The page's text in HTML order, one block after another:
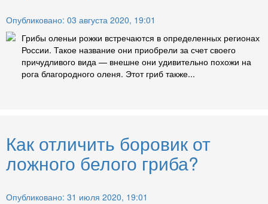
Опубликовано: 03 августа 2020, 19:01
Грибы оленьи рожки встречаются в определенных регионах
России. Такое название они приобрели за счет своего
причудливого вида — внешне они удивительно похожи на
рога благородного оленя. Этот гриб также...
Как отличить боровик от
ложного белого гриба?
Опубликовано: 31 июля 2020, 19:01